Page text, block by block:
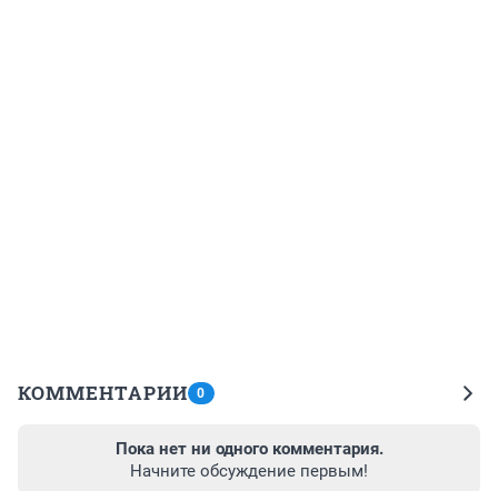
КОММЕНТАРИИ 0
Пока нет ни одного комментария.
Начните обсуждение первым!